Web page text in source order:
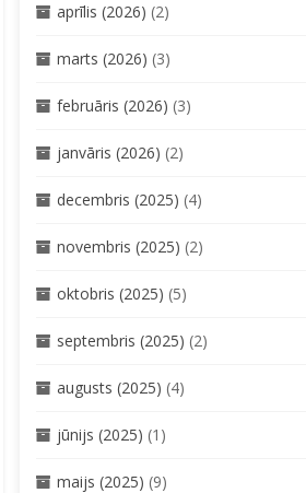
aprīlis (2026) (2)
marts (2026) (3)
februāris (2026) (3)
janvāris (2026) (2)
decembris (2025) (4)
novembris (2025) (2)
oktobris (2025) (5)
septembris (2025) (2)
augusts (2025) (4)
jūnijs (2025) (1)
maijs (2025) (9)